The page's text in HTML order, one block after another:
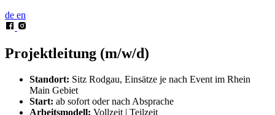
de en
Projektleitung (m/w/d)
Standort: Sitz Rodgau, Einsätze je nach Event im Rhein
Main Gebiet
Start: ab sofort oder nach Absprache
Arbeitsmodell: Vollzeit | Teilzeit